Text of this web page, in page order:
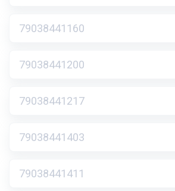
79038441160
79038441200
79038441217
79038441403
79038441411